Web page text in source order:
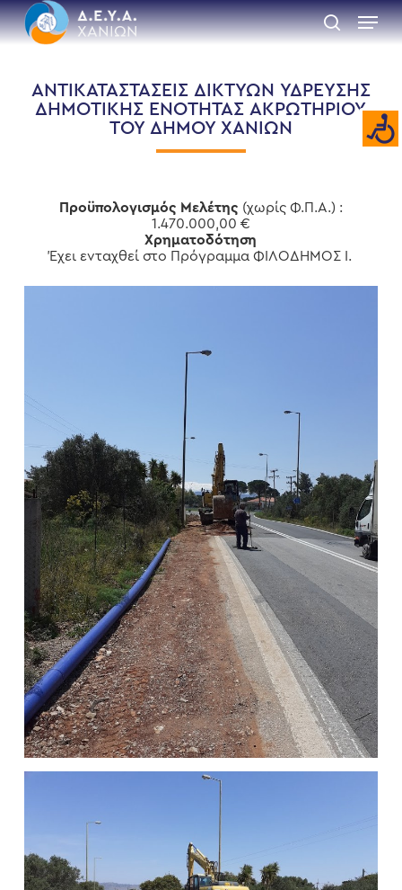
Skip
to
main
search
Menu
ΑΝΤΙΚΑΤΑΣΤΑΣΕΙΣ ΔΙΚΤΥΩΝ ΥΔΡΕΥΣΗΣ
ΔΗΜΟΤΙΚΗΣ ΕΝΟΤΗΤΑΣ ΑΚΡΩΤΗΡΙΟΥ
ΤΟΥ ΔΗΜΟΥ ΧΑΝΙΩΝ
Προϋπολογισμός Μελέτης (χωρίς Φ.Π.Α.) :
1.470.000,00 €
Χρηματοδότηση
Έχει ενταχθεί στο Πρόγραμμα ΦΙΛΟΔΗΜΟΣ Ι.